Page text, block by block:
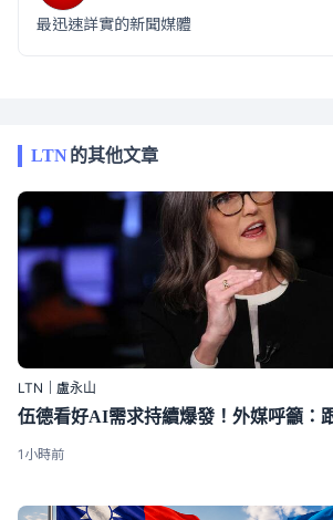
最迅速詳實的新聞媒體
LTN的其他文章
LTN｜盧永山
1小時前